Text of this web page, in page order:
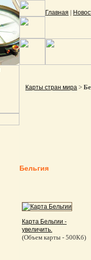
Главная |
Карты стран мира >
Бельгия
Карта Бельгии -
увеличить.
(Объем карты - 500Кб)